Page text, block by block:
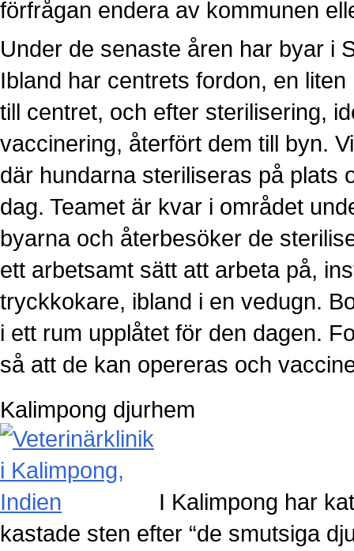
förfrågan endera av kommunen
Under de senaste åren har byar i
Ibland har centrets fordon, en
till centret, och efter sterilisering,
vaccinering, återfört dem till byn.
där hundarna steriliseras på plats
dag. Teamet är kvar i området
byarna och återbesöker de
ett arbetsamt sätt att arbeta på,
tryckkokare, ibland i en vedugn.
i ett rum upplåtet för den dagen.
så att de kan opereras och
Kalimpong djurhem
I Kalimpong har
kastade sten efter “de smutsiga